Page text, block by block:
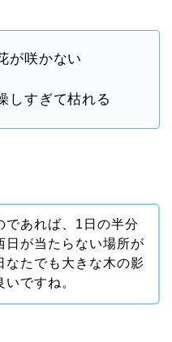
が咲かない
しすぎて枯れる
であれば、1日の半分
日が当たらない場所が
なたでも大きな木の影
ですね。